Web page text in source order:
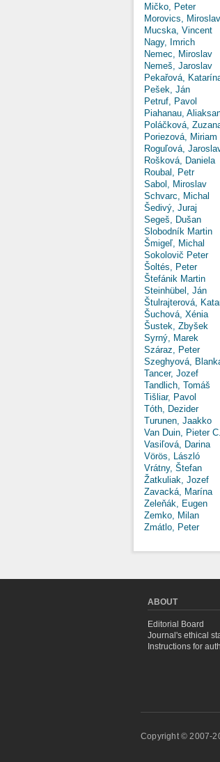
Mičko, Peter
Morovics, Miroslav
Mucska, Vincent
Nagy, Imrich
Nemec, Miroslav
Nemeš, Jaroslav
Pekařová,
Pešek, Ján
Petruf, Pavol
Piahanau,
Poláčková,
Poriezová, Miriam
Roguľová,
Rošková, Daniela
Roubal, Petr
Sabol, Miroslav
Schvarc, Michal
Šedivý, Juraj
Segeš, Dušan
Slobodník Martin
Šmigeľ, Michal
Sokolovič Peter
Šoltés, Peter
Štefánik Martin
Steinhübel, Ján
Štulrajterová,
Šuchová, Xénia
Šustek, Zbyšek
Syrný, Marek
Száraz, Peter
Szeghyová,
Tancer, Jozef
Tandlich, Tomáš
Tišliar, Pavol
Tóth, Dezider
Turunen, Jaakko
Van Duin, Pieter C.
Vasiľová, Darina
Vörös, László
Vrátny, Štefan
Žatkuliak, Jozef
Zavacká, Marína
Zeleňák, Eugen
Zemko, Milan
Zmátlo, Peter
ABOUT
Editorial Board
Journal's ethical
Instructions for
Copyright © 2007-